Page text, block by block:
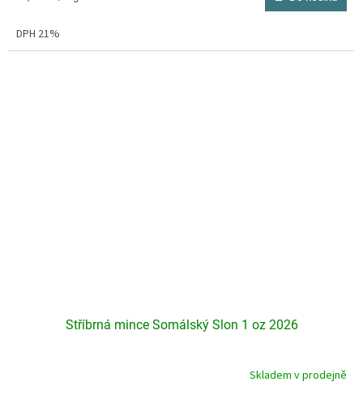
hvězdiček.
DPH 21%
Stříbrná mince Somálský Slon 1 oz 2026
Skladem v prodejně